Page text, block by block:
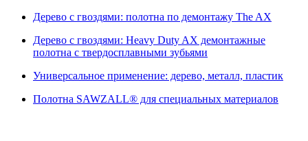
Дерево с гвоздями: полотна по демонтажу The AX
Дерево с гвоздями: Heavy Duty AX демонтажные
полотна с твердосплавными зубьями
Универсальное применение: дерево, металл, пластик
Полотна SAWZALL® для специальных материалов